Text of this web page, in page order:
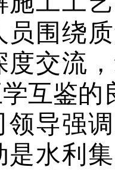
员围绕
度交流
互鉴的
领导强
是水利